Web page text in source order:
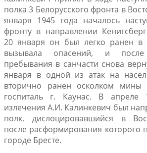
полка 3 Белорусского фронта в
января 1945 года началось
фронту в направлении
20 января он был легко ранен в
вызывала опасений, и после
пребывания в санчасти снова
января в одной из атак на
вторично ранен осколком мины
госпиталь г. Каунас. В апреле
излечения А.И. Калинкевич был
полк, дислоцировавшийся в
после расформирования которого
городе Бресте.